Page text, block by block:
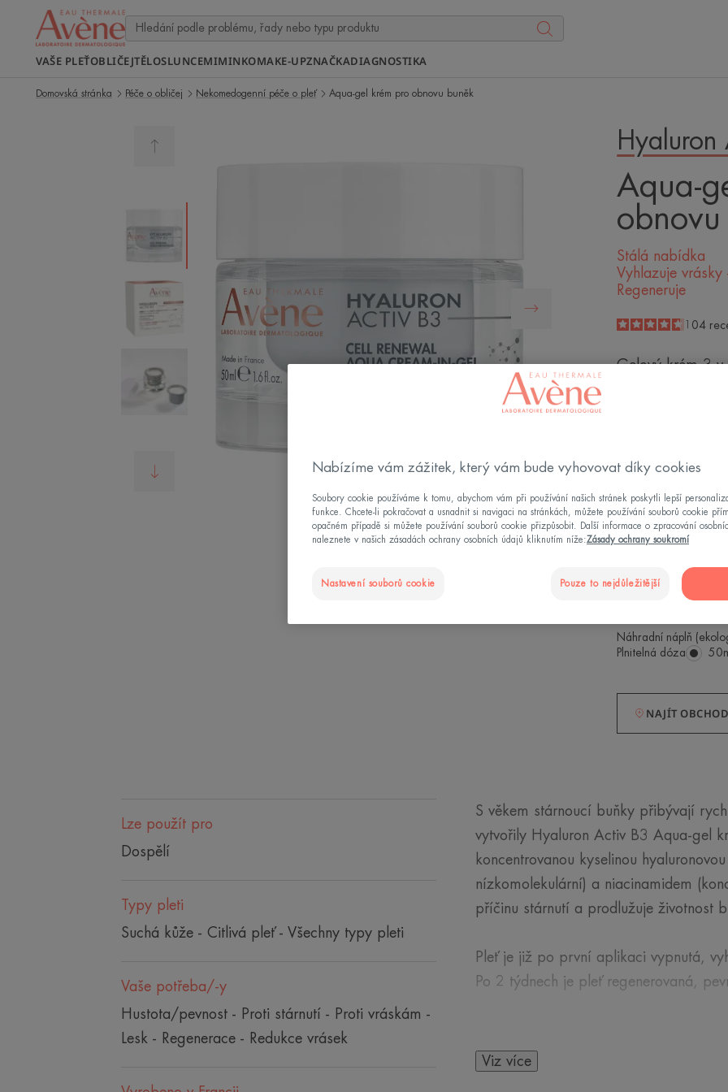
VAŠE PLEŤOBLIČEJTĚLOSLUNCEMIMINKOMAKE-UPZNAČKADIAGNOSTIKA
Domovská stránka Péče o obličej Nekomedogenní péče o pleť Aqua-gel krém pro obnovu buněk
Hyaluron
Aqua-
Stálá nabídka
Vyhlazuje vrásky
Regeneruje
4.7
/5104
Gelový krém 3 v
lehkou svěží
kyselina
niacinamid
přirozeně
Použití 3 v 1 -
Vyhlazuje
Zpevňuje
Regeneruje
91 % složek
Náhradní náplň
Plnitelná dóza
NAJÍT OBCHOD
Lze použít pro
Dospělí
Typy pleti
Suchá kůže - Citlivá pleť - Všechny typy pleti
Vaše potřeba/-y
Hustota/pevnost - Proti stárnutí - Proti vráskám -
Lesk - Regenerace - Redukce vrásek
S věkem stárnoucí buňky přibývají
vytvořily Hyaluron Activ B3 Aqua-gel
koncentrovanou kyselinou
nízkomolekulární) a niacinamidem
příčinu stárnutí a prodlužuje životnost
Pleť je již po první aplikaci vypnutá,
Po 2 týdnech je pleť regenerovaná,
Je vhodným podkladem pod make-up.
Viz více
Nabízíme vám zážitek, který vám bude vyhovovat díky cookies
Soubory cookie používáme k tomu, abychom vám při používání našich stránek poskytli lepší
funkce. Chcete-li pokračovat a usnadnit si navigaci na stránkách, můžete používání souborů cookie
opačném případě si můžete používání souborů cookie přizpůsobit. Další informace o zpracování
naleznete v našich zásadách ochrany osobních údajů kliknutím níže:Zásady ochrany soukromí
Nastavení souborů cookie Pouze to nejdůležitější